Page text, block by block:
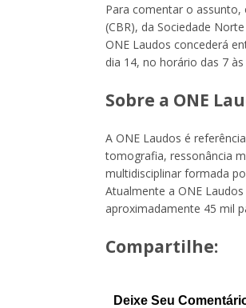
Para comentar o
(CBR), da Sociedade
ONE Laudos concederá
dia 14, no horário das 7
Sobre a ONE
A ONE Laudos é
tomografia, ressonância
multidisciplinar formada
Atualmente a ONE
aproximadamente 45 mil
Compartilhe:
Deixe Seu